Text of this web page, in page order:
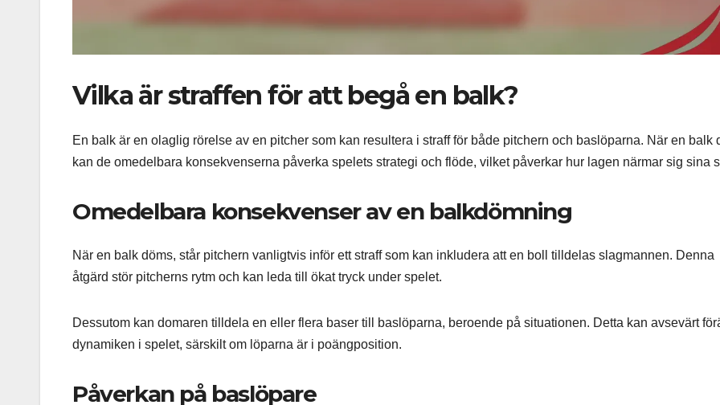
Vilka är straffen för att begå en balk?
En balk är en olaglig rörelse av en pitcher som kan resultera i straff för både pitchern och baslöparna. När en balk
kan de omedelbara konsekvenserna påverka spelets strategi och flöde, vilket påverkar hur lagen närmar sig sina
Omedelbara konsekvenser av en balkdömning
När en balk döms, står pitchern vanligtvis inför ett straff som kan inkludera att en boll tilldelas slagmannen. Denna
åtgärd stör pitcherns rytm och kan leda till ökat tryck under spelet.
Dessutom kan domaren tilldela en eller flera baser till baslöparna, beroende på situationen. Detta kan avsevärt
dynamiken i spelet, särskilt om löparna är i poängposition.
Påverkan på baslöpare